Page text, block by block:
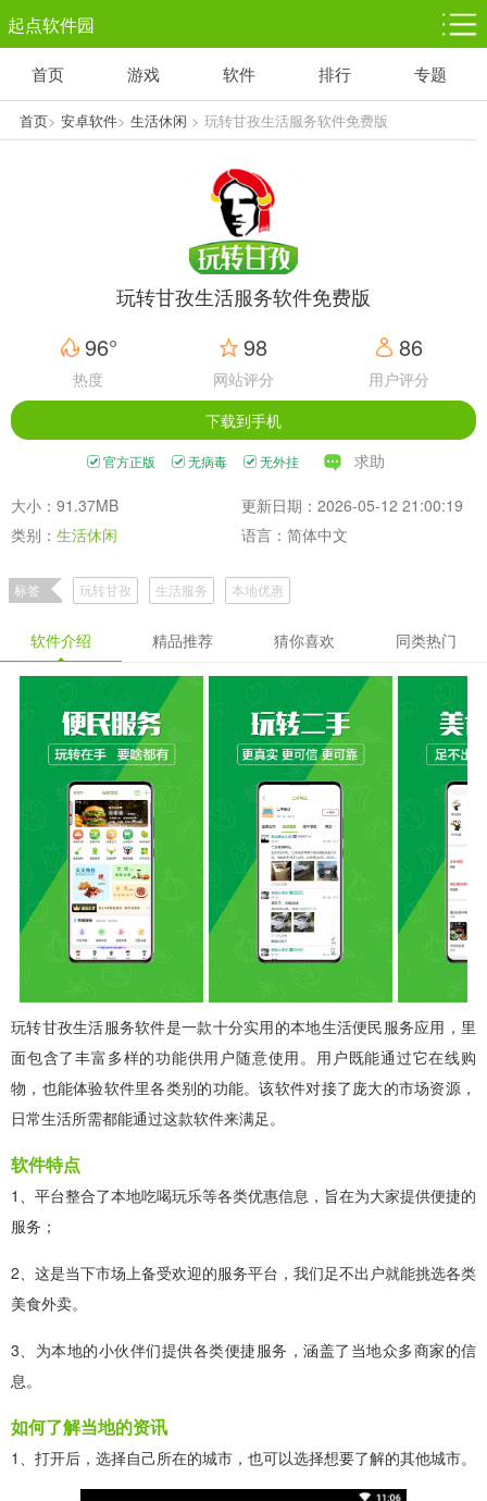
起点软件园
塔防游戏
1千+款游戏
休闲益智
1万+款游戏
体育竞技
5百+款游戏
赛车竞速
3百+款游戏
首页 游戏 软件 排行 专题
首页> 安卓软件> 生活休闲 > 玩转甘孜生活服务软件免费版
玩转甘孜生活服务软件免费版
96°
热度
98
网站评分
86
用户评分
下载到手机
官方正版 无病毒 无外挂 求助
大小：91.37MB
更新日期：2026-05-12 21:00:19
类别： 生活休闲 语言：简体中文
标签 玩转甘孜 生活服务 本地优惠
软件介绍 精品推荐 猜你喜欢 同类热门
玩转甘孜生活服务软件是一款十分实用的本地生活便民服务应用，里
面包含了丰富多样的功能供用户随意使用。用户既能通过它在线购
物，也能体验软件里各类别的功能。该软件对接了庞大的市场资源，
日常生活所需都能通过这款软件来满足。
软件特点
1、平台整合了本地吃喝玩乐等各类优惠信息，旨在为大家提供便捷的
服务；
2、这是当下市场上备受欢迎的服务平台，我们足不出户就能挑选各类
美食外卖。
3、为本地的小伙伴们提供各类便捷服务，涵盖了当地众多商家的信
息。
如何了解当地的资讯
1、打开后，选择自己所在的城市，也可以选择想要了解的其他城市。